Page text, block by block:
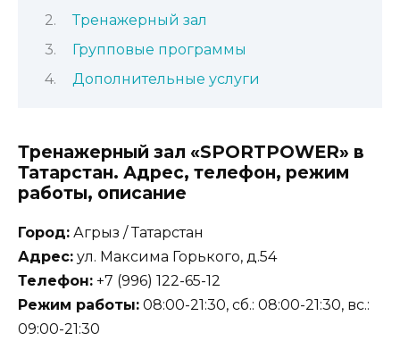
Тренажерный зал
Групповые программы
Дополнительные услуги
Тренажерный зал «SPORTPOWER» в
Татарстан. Адрес, телефон, режим
работы, описание
Город: Агрыз / Татарстан
Адрес: ул. Максима Горького, д.54
Телефон: +7 (996) 122-65-12
Режим работы: 08:00-21:30, сб.: 08:00-21:30, вс.:
09:00-21:30